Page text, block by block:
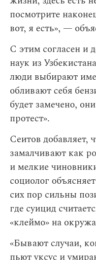
посмотрите
вот, я есть», —
С этим согласен и
наук из Узбекистана
люди выбирают
обливают себя
будет замечено,
протест».
Сеитов добавляет,
замалчивают как
и мелкие
социолог
сих пор сильны
где суицид
«клеймо» на
«Бывают случаи,